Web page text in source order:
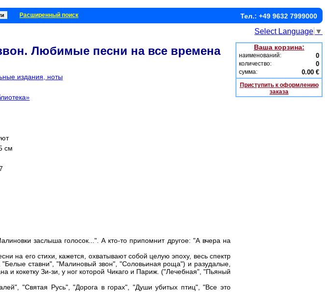
Расширенный поиск Тел.: +49 9632 7999000
Select Language ▼
Любимые песни на все времена
издания, ноты
см
заслыша голосок...". А кто-то припомнит другое: "А вчера на
на его стихи, кажется, охватывают собой целую эпоху, весь спектр
ставни", "Малиновый звон", "Соловьиная роща") и разудалые,
и кокетку Зи-зи, у ног которой Чикаго и Париж. ("Лечебная", "Пьяный
"Святая Русь", "Дорога в горах", "Души убитых птиц", "Все это
Ваша корзина:
наименований: 0
количество: 0
сумма: 0.00 €
Приступить к оформлению
заказа